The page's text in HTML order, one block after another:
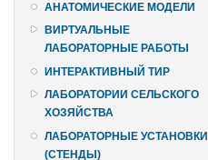
АНАТОМИЧЕСКИЕ МОДЕЛИ
ВИРТУАЛЬНЫЕ
ЛАБОРАТОРНЫЕ РАБОТЫ
ИНТЕРАКТИВНЫЙ ТИР
ЛАБОРАТОРИИ СЕЛЬСКОГО
ХОЗЯЙСТВА
ЛАБОРАТОРНЫЕ УСТАНОВКИ
(СТЕНДЫ)